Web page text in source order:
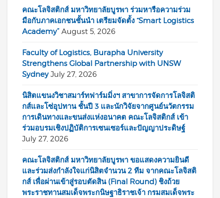
คณะโลจิสติกส์ มหาวิทยาลัยบูรพา ร่วมหารือความร่วม
มือกับภาคเอกชนชั้นนำ เตรียมจัดตั้ง “Smart Logistics
Academy” August 5, 2026
Faculty of Logistics, Burapha University
Strengthens Global Partnership with UNSW
Sydney July 27, 2026
นิสิตแขนงวิชาสมาร์ทฟาร์มมิ่งฯ สาขาการจัดการโลจิสติ
กส์และโซ่อุปทาน ชั้นปี 3 และนักวิจัยจากศูนย์นวัตกรรม
การเดินทางและขนส่งแห่งอนาคต คณะโลจิสติกส์ เข้า
ร่วมอบรมเชิงปฏิบัติการเซนเซอร์และปัญญาประดิษฐ์
July 27, 2026
คณะโลจิสติกส์ มหาวิทยาลัยบูรพา ขอแสดงความยินดี
และร่วมส่งกำลังใจแก่นิสิตจำนวน 2 ทีม จากคณะโลจิสติ
กส์ เพื่อผ่านเข้าสู่รอบตัดสิน (Final Round) ชิงถ้วย
พระราชทานสมเด็จพระกนิษฐาธิราชเจ้า กรมสมเด็จพระ